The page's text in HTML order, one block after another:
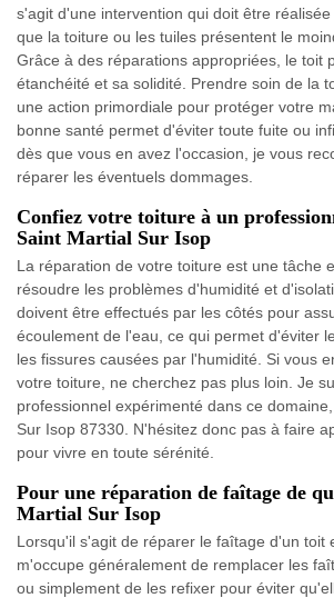
s'agit d'une intervention qui doit être
que la toiture ou les tuiles présentent le
Grâce à des réparations appropriées, le toit
étanchéité et sa solidité. Prendre soin de la
une action primordiale pour protéger votre
bonne santé permet d'éviter toute fuite ou
dès que vous en avez l'occasion, je vous
réparer les éventuels dommages.
Confiez votre toiture à un
Saint Martial Sur Isop
La réparation de votre toiture est une tâche
résoudre les problèmes d'humidité et
doivent être effectués par les côtés pour
écoulement de l'eau, ce qui permet d'éviter
les fissures causées par l'humidité. Si vous
votre toiture, ne cherchez pas plus loin. Je
professionnel expérimenté dans ce
Sur Isop 87330. N'hésitez donc pas à faire
pour vivre en toute sérénité.
Pour une réparation de faîtage de
Martial Sur Isop
Lorsqu'il s'agit de réparer le faîtage d'un toit
m'occupe généralement de remplacer les
ou simplement de les refixer pour éviter